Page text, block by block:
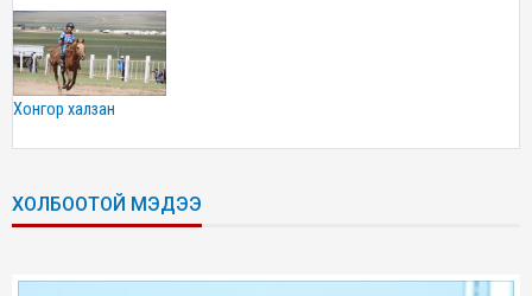
хонгор халзан
ХОЛБООТОЙ МЭДЭЭ